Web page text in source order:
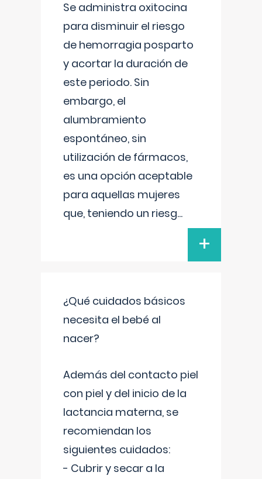
Se administra oxitocina
para disminuir el riesgo
de hemorragia posparto
y acortar la duración de
este periodo. Sin
embargo, el
alumbramiento
espontáneo, sin
utilización de fármacos,
es una opción aceptable
para aquellas mujeres
que, teniendo un riesg...
+
¿Qué cuidados básicos
necesita el bebé al
nacer?
Además del contacto piel
con piel y del inicio de la
lactancia materna, se
recomiendan los
siguientes cuidados:
- Cubrir y secar a la